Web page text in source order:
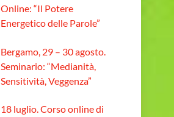
Online: “Il Potere
Energetico delle Parole”
Bergamo, 29 – 30 agosto.
Seminario: “Medianità,
Sensitività, Veggenza”
18 luglio. Corso online di